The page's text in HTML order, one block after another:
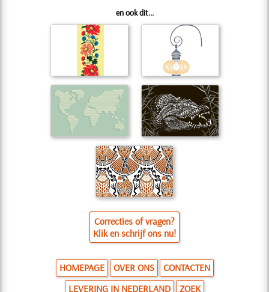
en ook dit...
Correcties of vragen?
Klik en schrijf ons nu!
HOMEPAGE OVER ONS
CONTACTEN
LEVERING IN NEDERLAND
ZOEK